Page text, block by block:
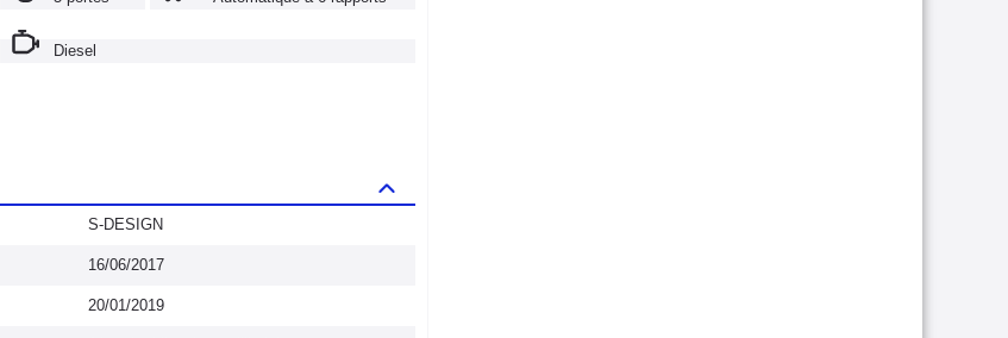
Diesel
S-DESIGN
16/06/2017
20/01/2019